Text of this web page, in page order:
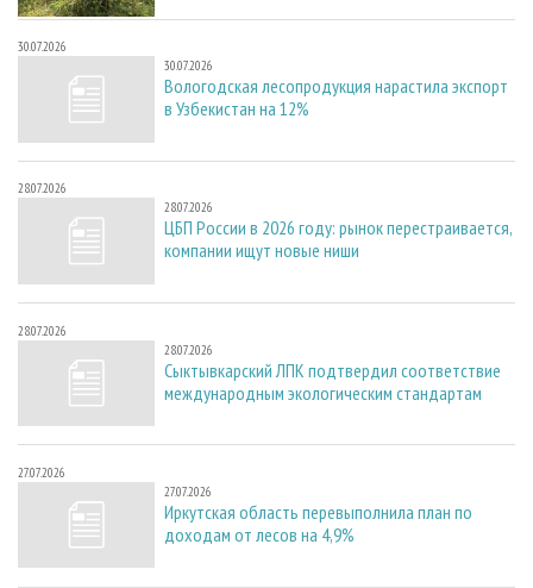
30.07.2026
30.07.2026
Вологодская лесопродукция нарастила экспорт
в Узбекистан на 12%
28.07.2026
28.07.2026
ЦБП России в 2026 году: рынок перестраивается,
компании ищут новые ниши
28.07.2026
28.07.2026
Сыктывкарский ЛПК подтвердил соответствие
международным экологическим стандартам
27.07.2026
27.07.2026
Иркутская область перевыполнила план по
доходам от лесов на 4,9%